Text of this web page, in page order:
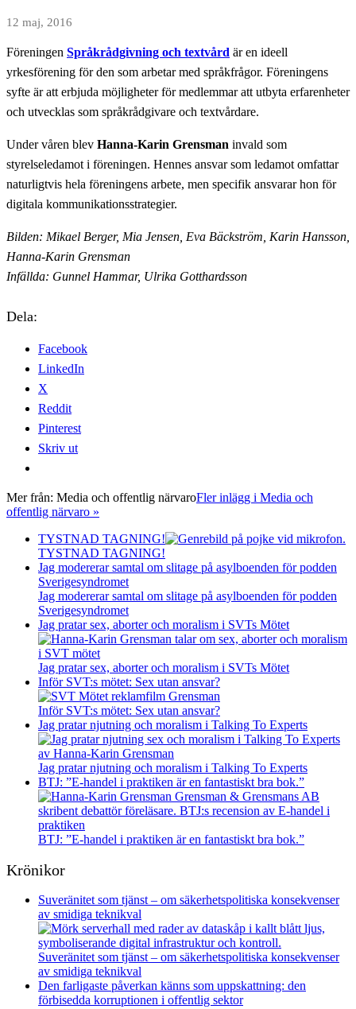
12 maj, 2016
Föreningen Språkrådgivning och textvård är en ideell
yrkesförening för den som arbetar med språkfrågor. Föreningens
syfte är att erbjuda möjligheter för medlemmar att utbyta erfarenheter
och utvecklas som språkrådgivare och textvårdare.
Under våren blev Hanna-Karin Grensman invald som
styrelseledamot i föreningen. Hennes ansvar som ledamot omfattar
naturligtvis hela föreningens arbete, men specifik ansvarar hon för
digitala kommunikationsstrategier.
Bilden: Mikael Berger, Mia Jensen, Eva Bäckström, Karin Hansson,
Hanna-Karin Grensman
Infällda: Gunnel Hammar, Ulrika Gotthardsson
Dela:
Facebook
LinkedIn
X
Reddit
Pinterest
Skriv ut
Mer från: Media och offentlig närvaroFler inlägg i Media och
offentlig närvaro »
TYSTNAD TAGNING!
TYSTNAD TAGNING!
Jag modererar samtal om slitage på asylboenden för podden
Sverigesyndromet
Jag modererar samtal om slitage på asylboenden för podden
Sverigesyndromet
Jag pratar sex, aborter och moralism i SVTs Mötet
Jag pratar sex, aborter och moralism i SVTs Mötet
Inför SVT:s mötet: Sex utan ansvar?
Inför SVT:s mötet: Sex utan ansvar?
Jag pratar njutning och moralism i Talking To Experts
Jag pratar njutning och moralism i Talking To Experts
BTJ: ”E-handel i praktiken är en fantastiskt bra bok.”
BTJ: ”E-handel i praktiken är en fantastiskt bra bok.”
Krönikor
Suveränitet som tjänst – om säkerhetspolitiska konsekvenser
av smidiga teknikval
Suveränitet som tjänst – om säkerhetspolitiska konsekvenser
av smidiga teknikval
Den farligaste påverkan känns som uppskattning: den
förbisedda korruptionen i offentlig sektor